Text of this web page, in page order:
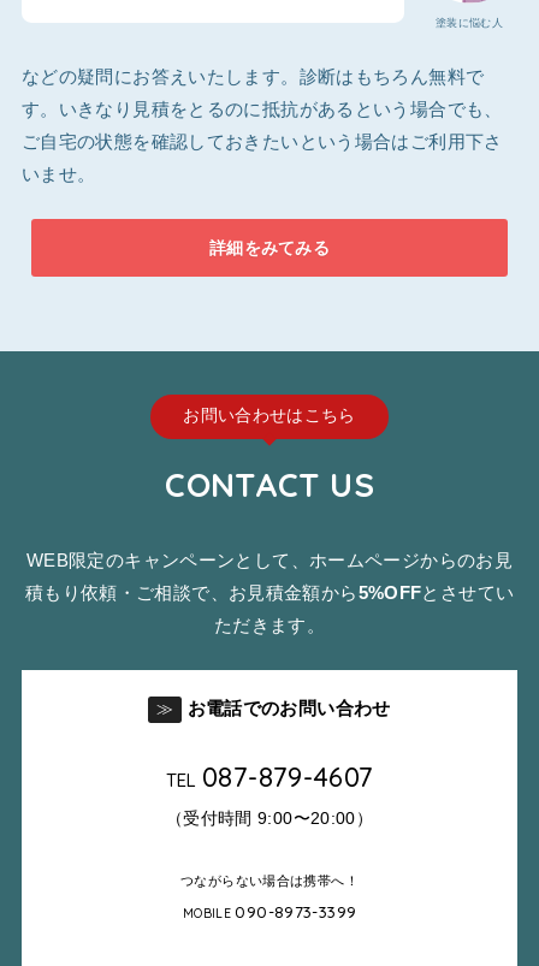
塗装に悩む人
などの疑問にお答えいたします。診断はもちろん無料で
す。いきなり見積をとるのに抵抗があるという場合でも、
ご自宅の状態を確認しておきたいという場合はご利用下さ
いませ。
詳細をみてみる
お問い合わせはこちら
CONTACT US
WEB限定のキャンペーンとして、ホームページからのお見
積もり依頼・ご相談で、お見積金額から5%OFFとさせてい
ただきます。
≫ お電話でのお問い合わせ
TEL 087-879-4607
（受付時間 9:00〜20:00）
つながらない場合は携帯へ！
MOBILE090-8973-3399